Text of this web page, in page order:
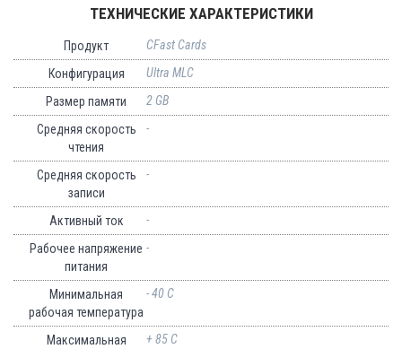
ТЕХНИЧЕСКИЕ ХАРАКТЕРИСТИКИ
Продукт
CFast Cards
Конфигурация
Ultra MLC
Размер памяти
2 GB
Средняя скорость
чтения
-
Средняя скорость
записи
-
Активный ток
-
Рабочее напряжение
питания
-
Минимальная
рабочая температура
- 40 C
Максимальная
+ 85 C